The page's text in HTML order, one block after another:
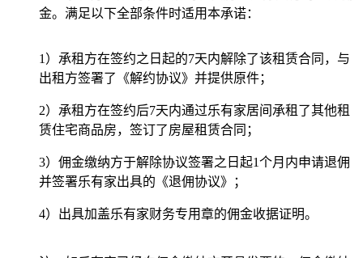
金。满足以下全部条件时适用本承诺：
1）承租方在签约之日起的7天内解除了该租赁合同，与
出租方签署了《解约协议》并提供原件；
2）承租方在签约后7天内通过乐有家居间承租了其他租
赁住宅商品房，签订了房屋租赁合同；
3）佣金缴纳方于解除协议签署之日起1个月内申请退佣
并签署乐有家出具的《退佣协议》；
4）出具加盖乐有家财务专用章的佣金收据证明。